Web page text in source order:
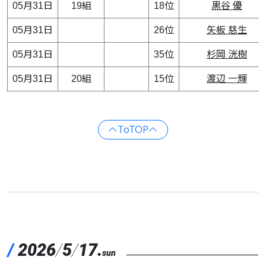
05月31日 19組 18位 黒谷 優
05月31日 26位 矢板 慈生
05月31日 35位 杉岡 洸樹
05月31日 20組 15位 渡辺 一輝
ToTOP
/2026/5/17.sun